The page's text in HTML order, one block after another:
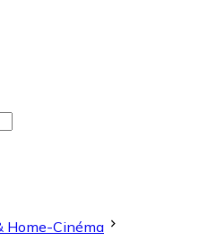
Home-Cinéma